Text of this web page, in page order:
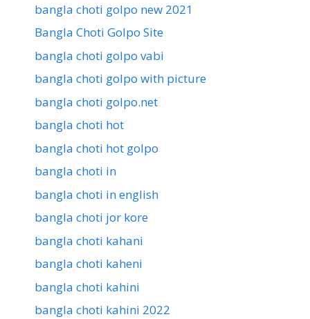
bangla choti golpo new 2021
Bangla Choti Golpo Site
bangla choti golpo vabi
bangla choti golpo with picture
bangla choti golpo.net
bangla choti hot
bangla choti hot golpo
bangla choti in
bangla choti in english
bangla choti jor kore
bangla choti kahani
bangla choti kaheni
bangla choti kahini
bangla choti kahini 2022